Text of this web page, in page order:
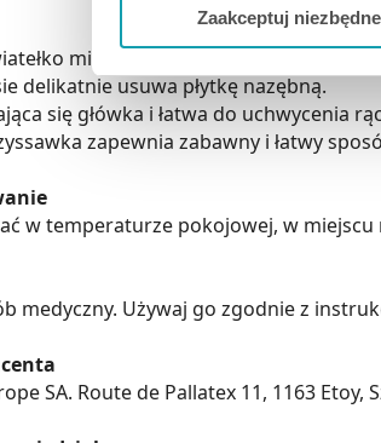
Ciebie danych, które nie są
wszystkich funkcjonalności
Zaakceptuj niezbędne
miga przez minutę. Dziecko
delikatnie usuwa płytkę nazębną.
się główka i łatwa do uchwycenia
zapewnia zabawny i łatwy
w temperaturze pokojowej, w miejscu
medyczny. Używaj go zgodnie z
SA. Route de Pallatex 11, 1163